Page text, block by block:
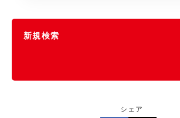
新規検索
シェア